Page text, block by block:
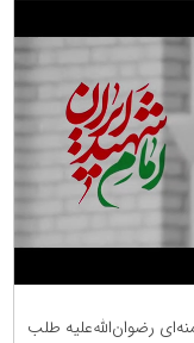
رضوان‌الله‌علیه طلب